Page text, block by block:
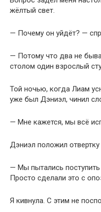
жёлтый свет.
— Почему он уйдёт? —
— Потому что два не
столом один взрослый
Той ночью, когда Лиам
уже был Дэниэл, чинил
— Мне кажется, мы всё
Дэниэл положил отвертку
— Мы пытались
Просто сделали это с
Я кивнула. С этим не